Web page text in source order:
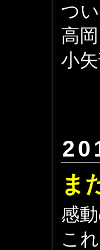
つ
高
小
ま
感
こ